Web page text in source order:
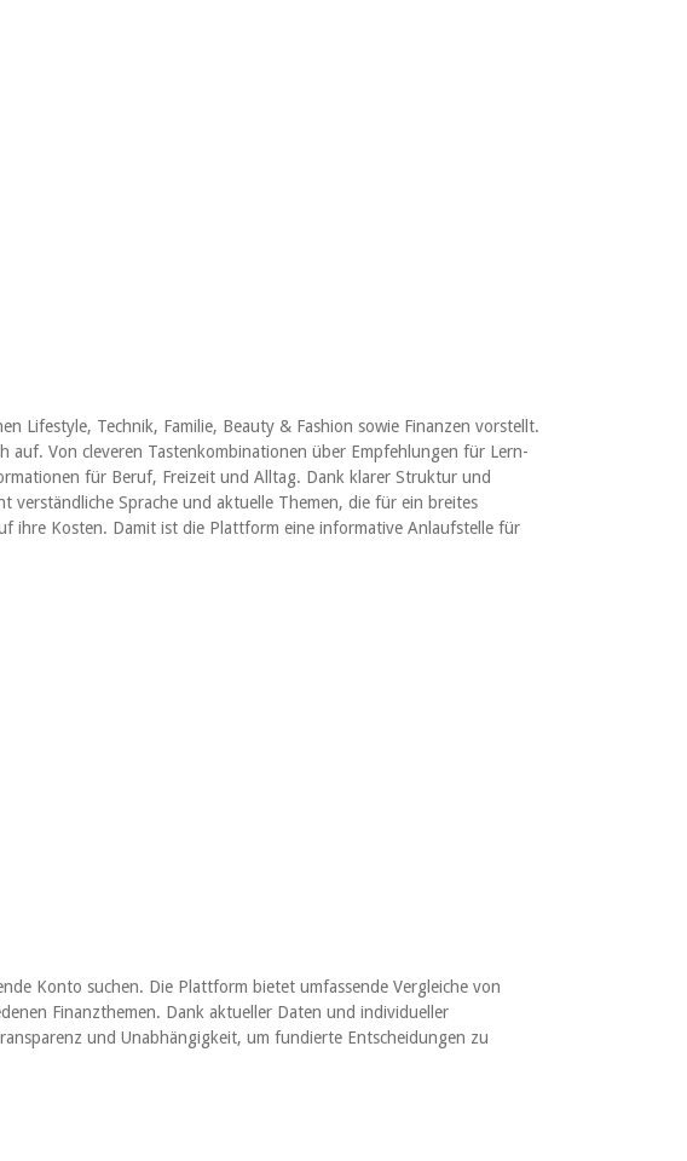
Lifestyle, Technik, Familie, Beauty & Fashion sowie Finanzen vorstellt.
Von cleveren Tastenkombinationen über Empfehlungen für Lern-
für Beruf, Freizeit und Alltag. Dank klarer Struktur und
verständliche Sprache und aktuelle Themen, die für ein breites
ihre Kosten. Damit ist die Plattform eine informative Anlaufstelle für
Konto suchen. Die Plattform bietet umfassende Vergleiche von
Finanzthemen. Dank aktueller Daten und individueller
und Unabhängigkeit, um fundierte Entscheidungen zu